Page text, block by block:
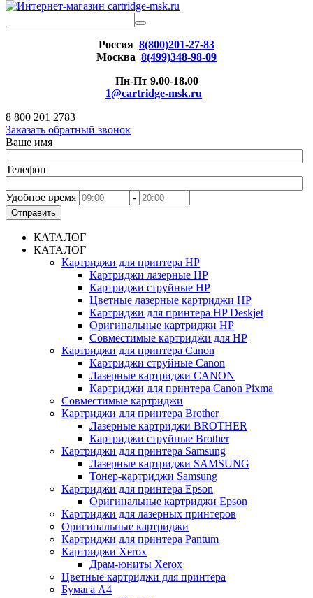
Россия 8(800)201-27-83
Москва 8(499)348-98-09
Пн-Пт 9.00-18.00
1@cartridge-msk.ru
8 800 201 2783
Заказать обратный звонок
Ваше имя
Телефон
Удобное время -
Отправить
КАТАЛОГ
КАТАЛОГ
Картриджи для принтера HP
Картриджи лазерные HP
Картриджи струйные HP
Цветные лазерные картриджи HP
Картриджи для принтера HP Deskjet
Оригинальные картриджи HP
Совместимые картриджи для HP
Картриджи для принтера Canon
Картриджи струйные Canon
Лазерные картриджи CANON
Картриджи для принтера Canon Pixma
Совместимые картриджи
Картриджи для принтера Brother
Лазерные картриджи BROTHER
Картриджи струйные Brother
Картриджи для принтера Samsung
Лазерные картриджи SAMSUNG
Тонер-картриджи Samsung
Картриджи для принтера Epson
Оригинальные картриджи Epson
Картриджи для лазерных принтеров
Оригинальные картриджи
Картриджи для принтера Pantum
Картриджи Xerox
Драм-юниты Xerox
Цветные картриджи для принтера
Бумага А4